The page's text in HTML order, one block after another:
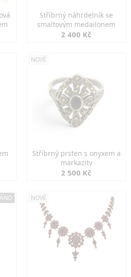
Stříbrný náhrdelník se
smaltovým medailonem
2 400 Kč
NOVÉ
Stříbrný prsten s onyxem a
markazity
2 500 Kč
NOVÉ